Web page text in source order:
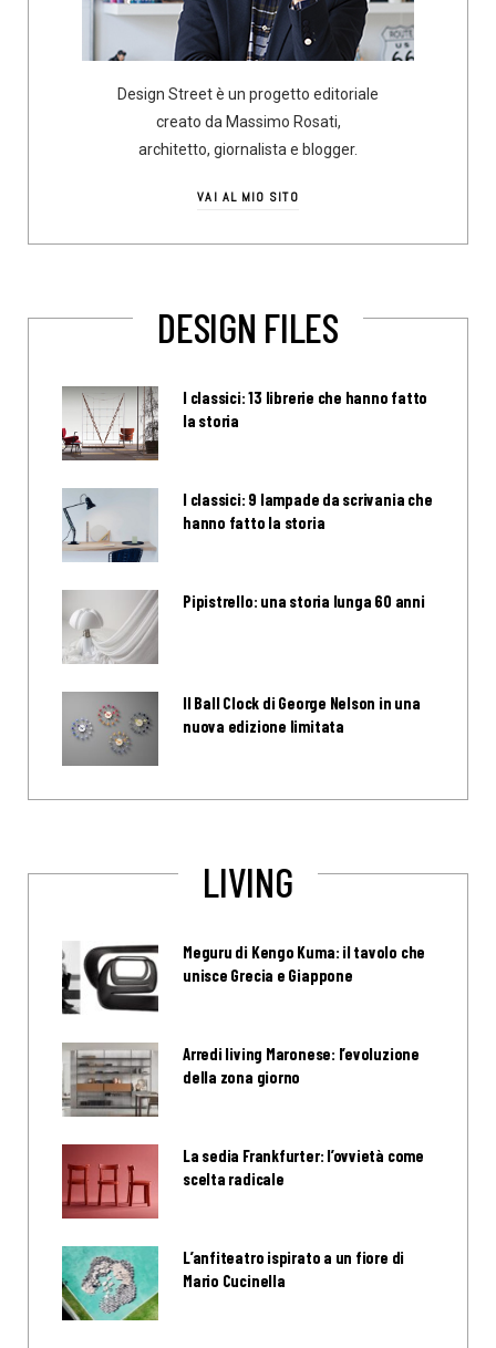
Design Street è un progetto editoriale
creato da Massimo Rosati,
architetto, giornalista e blogger.
VAI AL MIO SITO
DESIGN FILES
I classici: 13 librerie che hanno fatto
la storia
I classici: 9 lampade da scrivania che
hanno fatto la storia
Pipistrello: una storia lunga 60 anni
Il Ball Clock di George Nelson in una
nuova edizione limitata
LIVING
Meguru di Kengo Kuma: il tavolo che
unisce Grecia e Giappone
Arredi living Maronese: l’evoluzione
della zona giorno
La sedia Frankfurter: l’ovvietà come
scelta radicale
L’anfiteatro ispirato a un fiore di
Mario Cucinella